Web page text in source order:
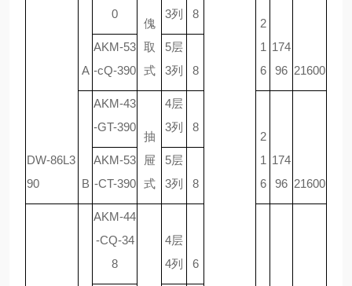
DW-86L3
90
A
0
傀
取
式
3列
8
2
1
6
174
96 21600
AKM-53
-cQ-390
5层
3列
8
B
AKM-43
-GT-390
抽
屉
式
4层
3列
8
2
1
6
174
96 21600
AKM-53
-CT-390
5层
3列
8
AKM-44
-CQ-34
8
4层
4列
6